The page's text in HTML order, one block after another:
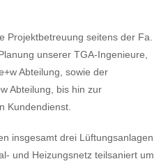
Projektbetreuung seitens der Fa.
unserer TGA-Ingenieure,
Abteilung, sowie der
Abteilung, bis hin zur
Kundendienst.
insgesamt drei Lüftungsanlagen
und Heizungsnetz teilsaniert um